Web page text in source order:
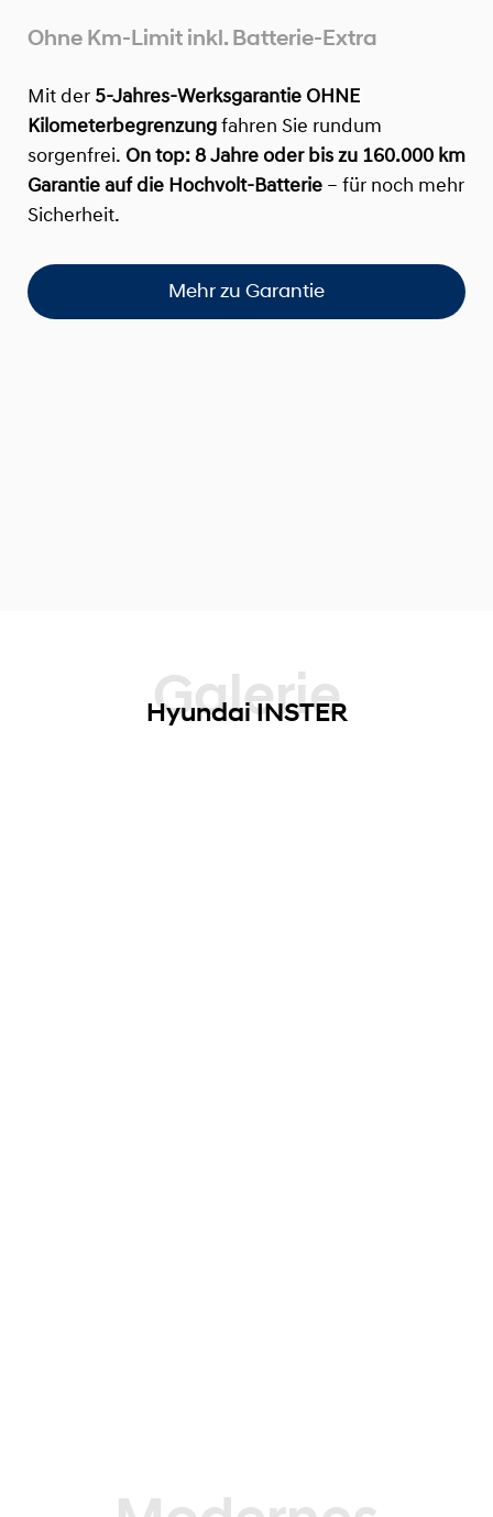
Ohne Km-Limit inkl. Batterie-Extra
Mit der 5-Jahres-Werksgarantie OHNE
Kilometerbegrenzung fahren Sie rundum
sorgenfrei. On top: 8 Jahre oder bis zu 160.000 km
Garantie auf die Hochvolt-Batterie – für noch mehr
Sicherheit.
Mehr zu Garantie
Galerie
Hyundai INSTER